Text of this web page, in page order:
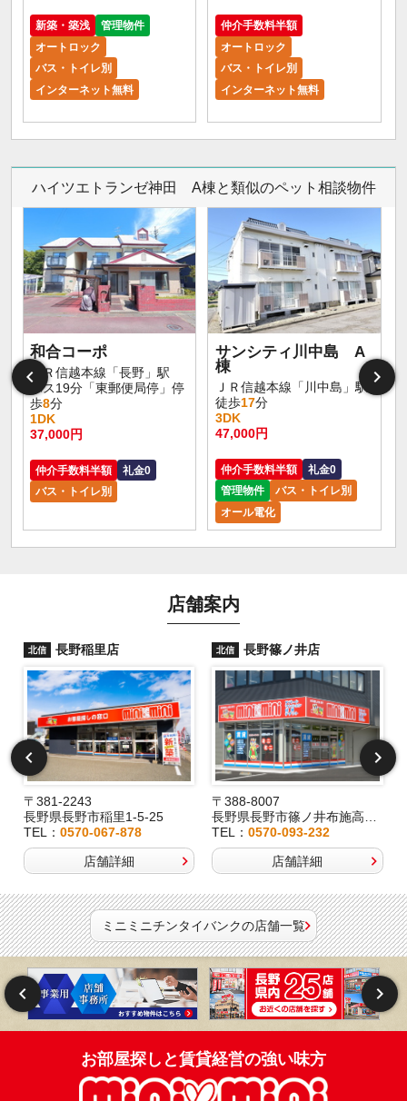
新築・築浅
管理物件
オートロック
バス・トイレ別
インターネット無料
仲介手数料半額
オートロック
バス・トイレ別
インターネット無料
ハイツエトランゼ神田 A棟と類似のペット相談物件
和合コーポ
ＪＲ信越本線「長野」駅
バス19分「東郵便局停」停
歩8分
1DK
37,000円
仲介手数料半額
礼金0
バス・トイレ別
サンシティ川中島 A
棟
ＪＲ信越本線「川中島」駅
徒歩17分
3DK
47,000円
仲介手数料半額
礼金0
管理物件
バス・トイレ別
オール電化
店舗案内
北信 長野稲里店
〒381-2243
長野県長野市稲里1-5-25
TEL：0570-067-878
店舗詳細
北信 長野篠ノ井店
〒388-8007
長野県長野市篠ノ井布施高田407-8
TEL：0570-093-232
店舗詳細
ミニミニチンタイバンクの店舗一覧
お部屋探しと賃貸経営の強い味方